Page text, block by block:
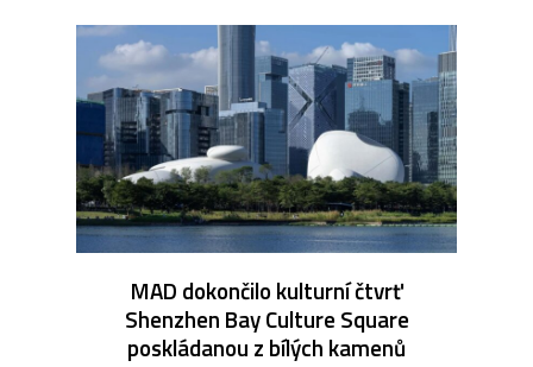
MAD dokončilo kulturní čtvrť
Shenzhen Bay Culture Square
poskládanou z bílých kamenů